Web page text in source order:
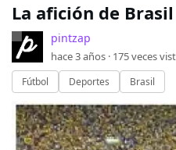
La afición de
pintzap
hace 3 años · 175veces
Fútbol Deportes Brasil